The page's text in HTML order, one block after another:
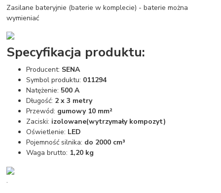
Zasilane bateryjnie (baterie w komplecie) - baterie można
wymieniać
Specyfikacja produktu:
Producent: SENA
Symbol produktu: 011294
Natężenie: 500 A
Długość: 2 x 3 metry
Przewód: gumowy 10 mm²
Zaciski: izolowane(wytrzymały kompozyt)
Oświetlenie: LED
Pojemność silnika: do 2000 cm³
Waga brutto: 1,20 kg
.